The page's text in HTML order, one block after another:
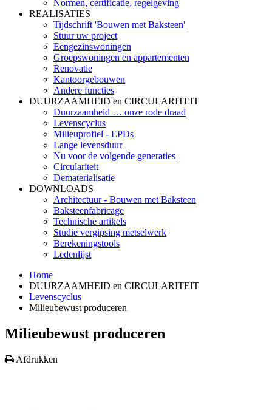
Normen, certificatie, regelgeving
REALISATIES
Tijdschrift 'Bouwen met Baksteen'
Stuur uw project
Eengezinswoningen
Groepswoningen en appartementen
Renovatie
Kantoorgebouwen
Andere functies
DUURZAAMHEID en CIRCULARITEIT
Duurzaamheid … onze rode draad
Levenscyclus
Milieuprofiel - EPDs
Lange levensduur
Nu voor de volgende generaties
Circulariteit
Dematerialisatie
DOWNLOADS
Architectuur - Bouwen met Baksteen
Baksteenfabricage
Technische artikels
Studie vergipsing metselwerk
Berekeningstools
Ledenlijst
Home
DUURZAAMHEID en CIRCULARITEIT
Levenscyclus
Milieubewust produceren
Milieubewust produceren
Afdrukken